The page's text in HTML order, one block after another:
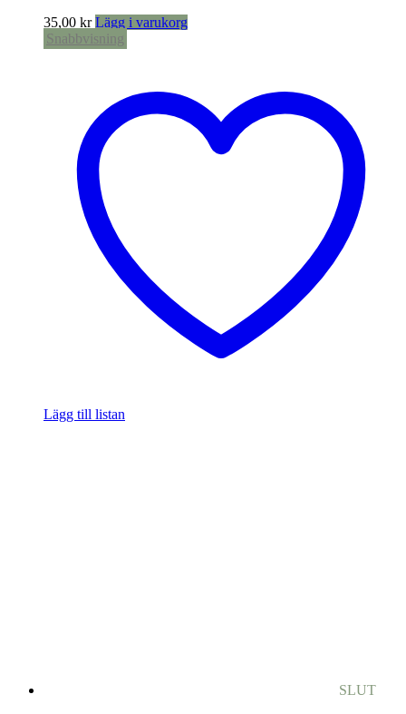
35,00 kr Lägg i varukorg
Snabbvisning
Lägg till listan
SLUT